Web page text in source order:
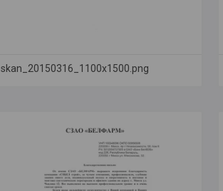
skan_20150316_1100x1500.png